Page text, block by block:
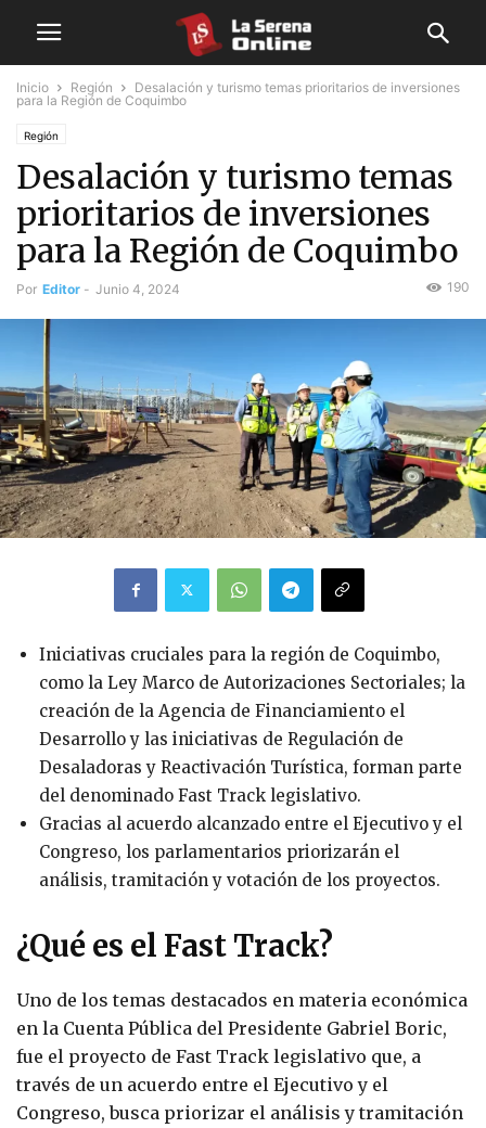
Inicio Región
Desalación y turismo temas prioritarios de inversiones
para la Región de Coquimbo
Región
Desalación y turismo temas
prioritarios de inversiones
para la Región de Coquimbo
Por Editor - Junio 4, 2024 190
Iniciativas cruciales para la región de Coquimbo,
como la Ley Marco de Autorizaciones Sectoriales; la
creación de la Agencia de Financiamiento el
Desarrollo y las iniciativas de Regulación de
Desaladoras y Reactivación Turística, forman parte
del denominado Fast Track legislativo.
Gracias al acuerdo alcanzado entre el Ejecutivo y el
Congreso, los parlamentarios priorizarán el
análisis, tramitación y votación de los proyectos.
¿Qué es el Fast Track?
Uno de los temas destacados en materia económica
en la Cuenta Pública del Presidente Gabriel Boric,
fue el proyecto de Fast Track legislativo que, a
través de un acuerdo entre el Ejecutivo y el
Congreso, busca priorizar el análisis y tramitación